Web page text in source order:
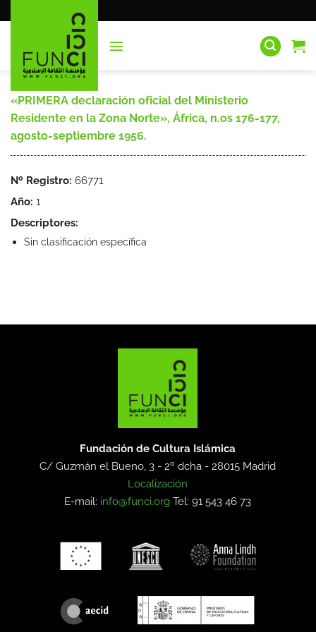
al
«PRIMERA declaración oficial del Ministerio
Residente en la Zona Norte», África, n.os 176-177,
agosto-septiembre 1956.
Nº Registro: 66771
Año: 1
Descriptores:
Sin clasificación específica
Fundación de Cultura Islámica
C/ Guzmán el Bueno, 3 - 2º dcha -28015 Madrid
Localización
E-mail: info@funci.org Tel: 91 543 46 73